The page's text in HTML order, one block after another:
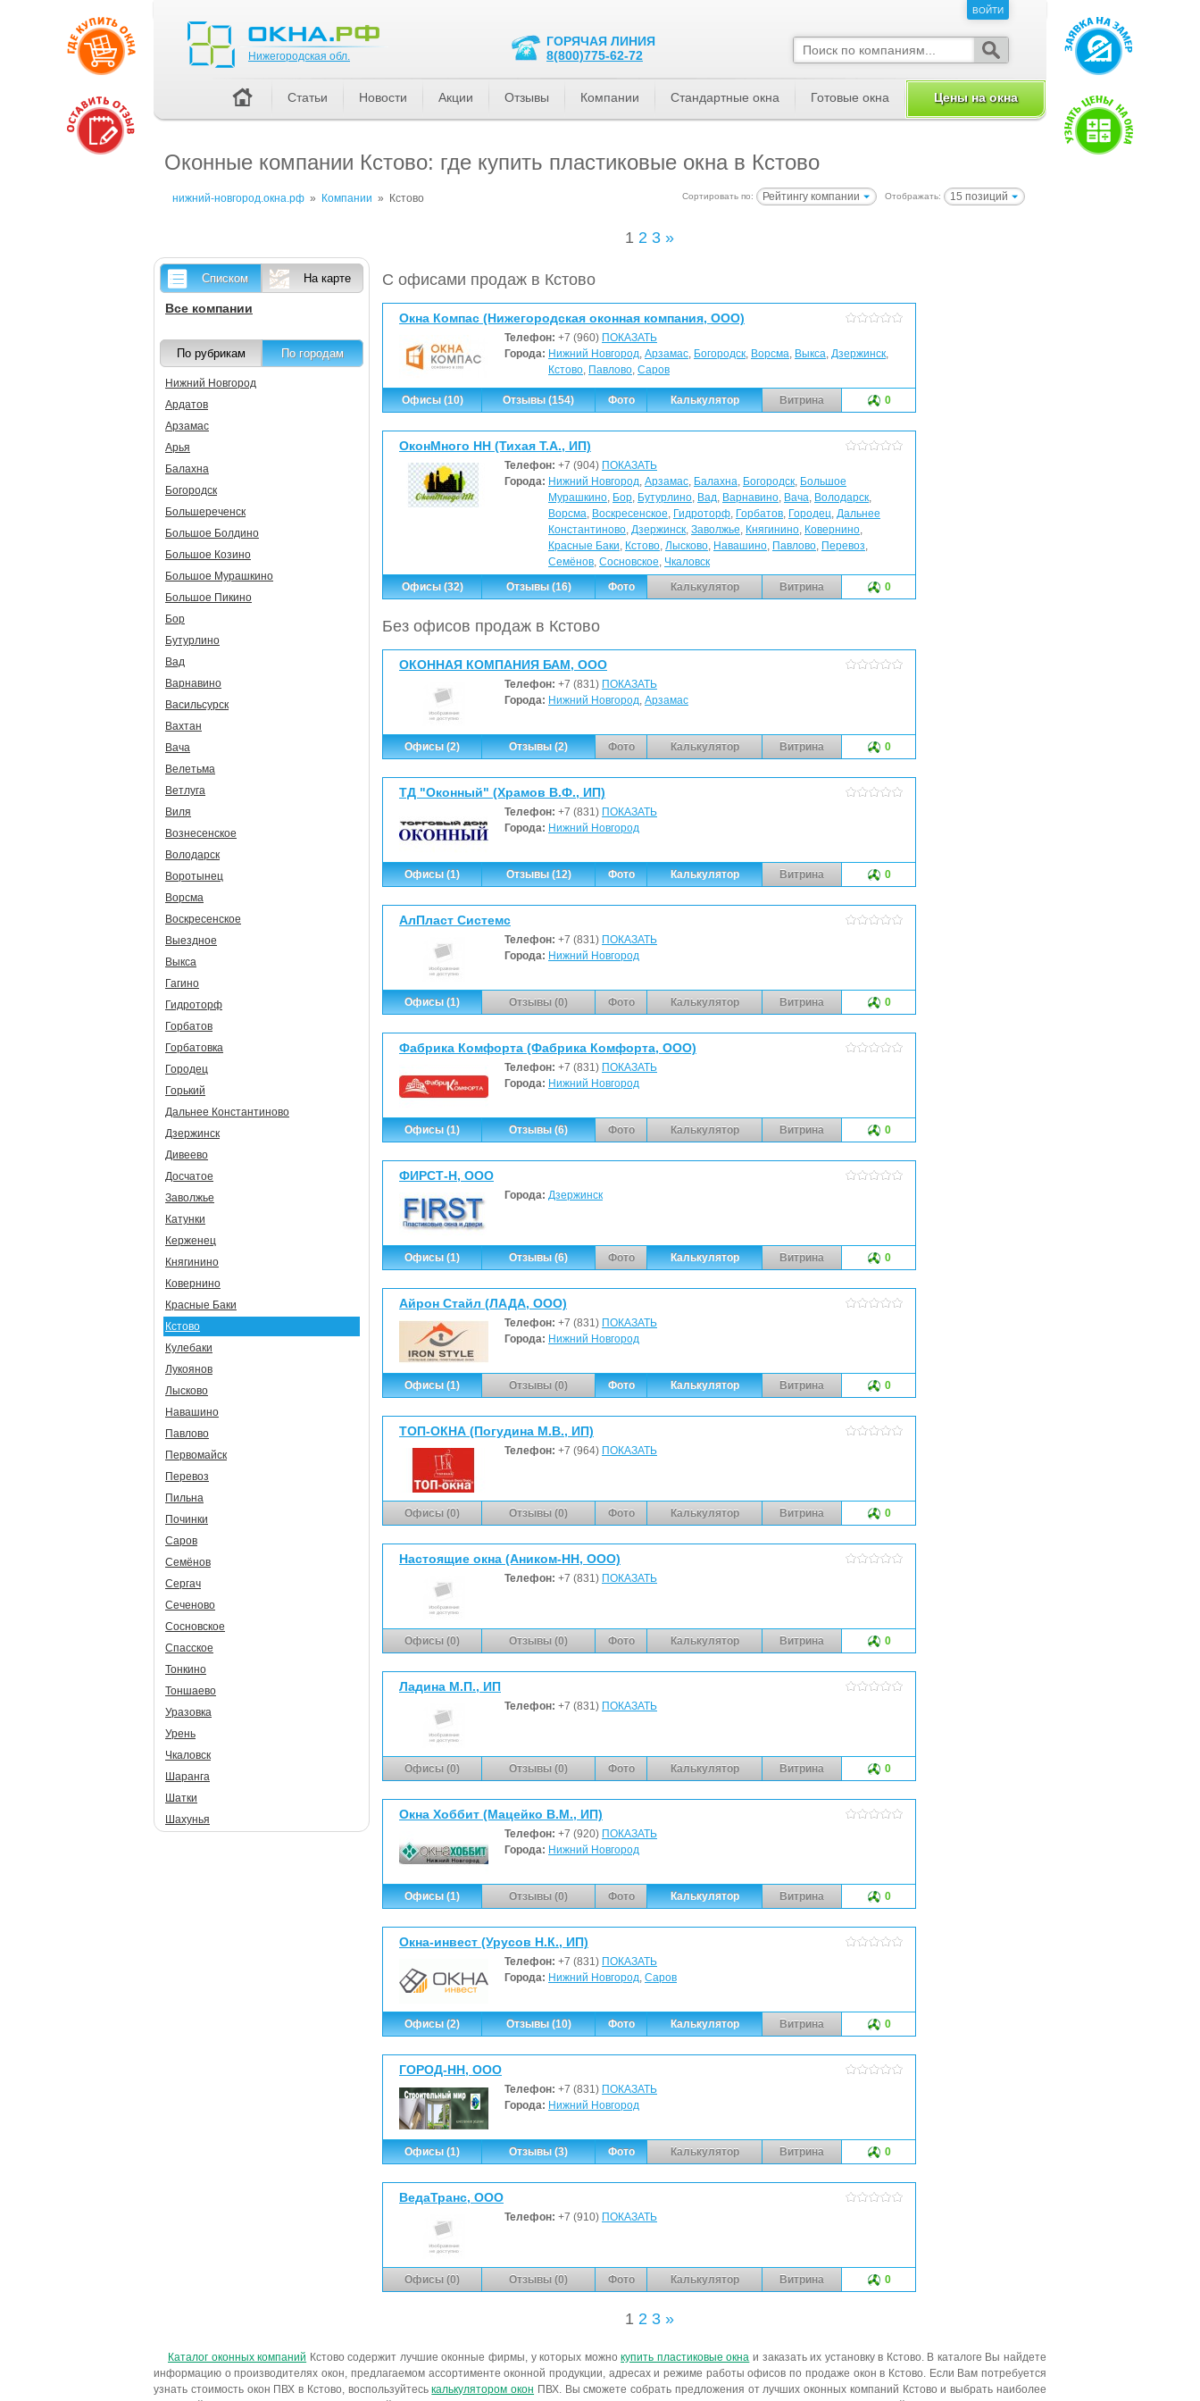
Оконные компании Кстово: где купить пластиковые окна в Кстово
Сортировать по: Рейтингу компании Отображать: 15 позиций
нижний-новгород.окна.рф » Компании » Кстово
1 2 3 »
С офисами продаж в Кстово
Окна Компас (Нижегородская оконная компания, ООО)
Телефон: +7 (960) ПОКАЗАТЬ
Города: Нижний Новгород, Арзамас, Богородск, Ворсма, Выкса, Дзержинск,
Кстово, Павлово, Саров
Офисы (10) Отзывы (154) Фото Калькулятор Витрина 0
ОконМного НН (Тихая Т.А., ИП)
Телефон: +7 (904) ПОКАЗАТЬ
Города: Нижний Новгород, Арзамас, Балахна, Богородск, Большое
Мурашкино, Бор, Бутурлино, Вад, Варнавино, Вача, Володарск,
Ворсма, Воскресенское, Гидроторф, Горбатов, Городец, Дальнее
Константиново, Дзержинск, Заволжье, Княгинино, Ковернино,
Красные Баки, Кстово, Лысково, Навашино, Павлово, Перевоз,
Семёнов, Сосновское, Чкаловск
Офисы (32)
Отзывы (16) Фото Калькулятор Витрина 0
Без офисов продаж в Кстово
ОКОННАЯ КОМПАНИЯ БАМ, ООО
Телефон: +7 (831) ПОКАЗАТЬ
Города: Нижний Новгород, Арзамас
Офисы (2) Отзывы (2) Фото Калькулятор Витрина 0
ТД "Оконный" (Храмов В.Ф., ИП)
Телефон: +7 (831) ПОКАЗАТЬ
Города: Нижний Новгород
Офисы (1) Отзывы (12) Фото Калькулятор Витрина 0
АлПласт Системс
Телефон: +7 (831) ПОКАЗАТЬ
Города: Нижний Новгород
Офисы (1) Отзывы (0) Фото Калькулятор Витрина 0
Фабрика Комфорта (Фабрика Комфорта, ООО)
Телефон: +7 (831) ПОКАЗАТЬ
Города: Нижний Новгород
Офисы (1) Отзывы (6) Фото Калькулятор Витрина 0
ФИРСТ-Н, ООО
Города: Дзержинск
Офисы (1) Отзывы (6) Фото Калькулятор Витрина 0
Айрон Стайл (ЛАДА, ООО)
Телефон: +7 (831) ПОКАЗАТЬ
Города: Нижний Новгород
Офисы (1) Отзывы (0) Фото Калькулятор Витрина 0
ТОП-ОКНА (Погудина М.В., ИП)
Телефон: +7 (964) ПОКАЗАТЬ
Офисы (0) Отзывы (0) Фото Калькулятор Витрина 0
Настоящие окна (Аником-НН, ООО)
Телефон: +7 (831) ПОКАЗАТЬ
Офисы (0) Отзывы (0) Фото Калькулятор Витрина 0
Ладина М.П., ИП
Телефон: +7 (831) ПОКАЗАТЬ
Офисы (0) Отзывы (0) Фото Калькулятор Витрина 0
Окна Хоббит (Мацейко В.М., ИП)
Телефон: +7 (920) ПОКАЗАТЬ
Города: Нижний Новгород
Офисы (1) Отзывы (0) Фото Калькулятор Витрина 0
Окна-инвест (Урусов Н.К., ИП)
Телефон: +7 (831) ПОКАЗАТЬ
Города: Нижний Новгород, Саров
Офисы (2) Отзывы (10) Фото Калькулятор Витрина 0
ГОРОД-НН, ООО
Телефон: +7 (831) ПОКАЗАТЬ
Города: Нижний Новгород
Офисы (1) Отзывы (3) Фото Калькулятор Витрина 0
ВедаТранс, ООО
Телефон: +7 (910) ПОКАЗАТЬ
Офисы (0) Отзывы (0) Фото Калькулятор Витрина 0
1 2 3 »
Списком На карте
Все компании
По рубрикам По городам
Нижний Новгород
Ардатов
Арзамас
Арья
Балахна
Богородск
Большереченск
Большое Болдино
Большое Козино
Большое Мурашкино
Большое Пикино
Бор
Бутурлино
Вад
Варнавино
Васильсурск
Вахтан
Вача
Велетьма
Ветлуга
Виля
Вознесенское
Володарск
Воротынец
Ворсма
Воскресенское
Выездное
Выкса
Гагино
Гидроторф
Горбатов
Горбатовка
Городец
Горький
Дальнее Константиново
Дзержинск
Дивеево
Досчатое
Заволжье
Катунки
Керженец
Княгинино
Ковернино
Красные Баки
Кстово
Кулебаки
Лукоянов
Лысково
Навашино
Павлово
Первомайск
Перевоз
Пильна
Починки
Саров
Семёнов
Сергач
Сеченово
Сосновское
Спасское
Тонкино
Тоншаево
Уразовка
Урень
Чкаловск
Шаранга
Шатки
Шахунья
Каталог оконных компаний Кстово содержит лучшие оконные фирмы, у которых можнокупить пластиковые окна и заказать их установку в Кстово. В каталоге Вы найдете
информацию о производителях окон, предлагаемом ассортименте оконной продукции, адресах и режиме работы офисов по продаже окон в Кстово. Если Вам потребуется
узнать стоимость окон ПВХ в Кстово, воспользуйтеськалькулятором окон ПВХ. Вы сможете собрать предложения от лучших оконных компаний Кстово и выбрать наиболее
ВОЙТИ
Нижегородская обл.
ГОРЯЧАЯ ЛИНИЯ
8(800)775-62-72
Статьи Новости Акции Отзывы Компании Стандартные окна Готовые окна Цены на окна
ВОЙТИ